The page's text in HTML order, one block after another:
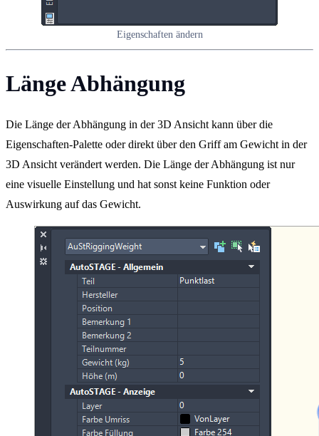
Eigenschaften ändern
Länge Abhängung
Die Länge der Abhängung in der 3D Ansicht kann über die
Eigenschaften-Palette oder direkt über den Griff am Gewicht in der
3D Ansicht verändert werden. Die Länge der Abhängung ist nur
eine visuelle Einstellung und hat sonst keine Funktion oder
Auswirkung auf das Gewicht.